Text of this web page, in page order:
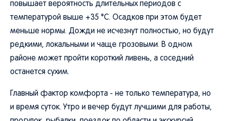
повышает вероятность длительных периодов с
температурой выше +35 °C. Осадков при этом будет
меньше нормы. Дожди не исчезнут полностью, но будут
редкими, локальными и чаще грозовыми. В одном
районе может пройти короткий ливень, а соседний
останется сухим.
Главный фактор комфорта - не только температура, но
и время суток. Утро и вечер будут лучшими для работы,